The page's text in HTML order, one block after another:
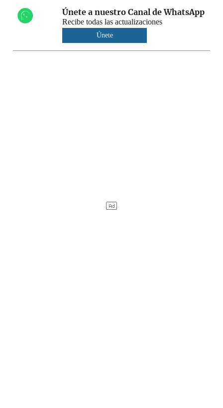
Únete a nuestro Canal de WhatsApp
Recibe todas las actualizaciones
Únete